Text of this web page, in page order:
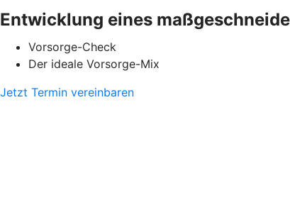
Entwicklung eines
Vorsorge-Check
Der ideale Vorsorge-Mix
Jetzt Termin vereinbaren